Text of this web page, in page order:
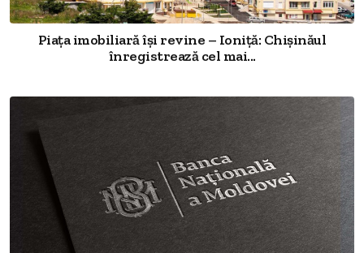
Piața imobiliară își revine – Ioniță: Chișinăul
înregistrează cel mai...